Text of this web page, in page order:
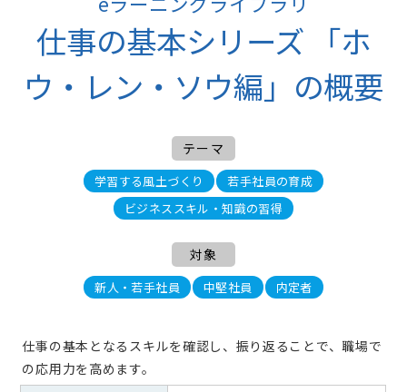
仕事の基本シリーズ 「ホ
ウ・レン・ソウ編」の概要
テーマ
学習する風土づくり
若手社員の育成
ビジネススキル・知識の習得
対象
新人・若手社員 中堅社員 内定者
仕事の基本となるスキルを確認し、振り返ることで、職場で
の応用力を高めます。